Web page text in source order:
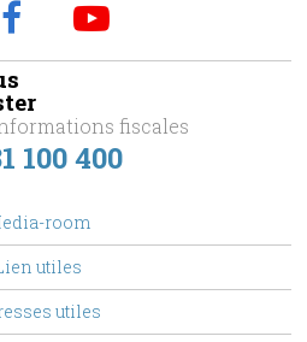
fiscales
100 400
room
utiles
utiles